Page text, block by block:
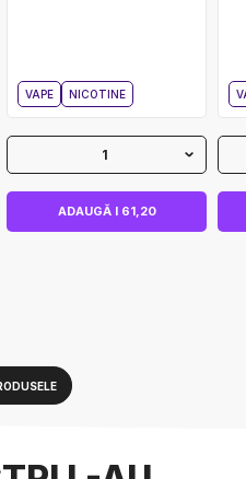
VAPE NICOTINE
1
ADAUGĂ I 61,20